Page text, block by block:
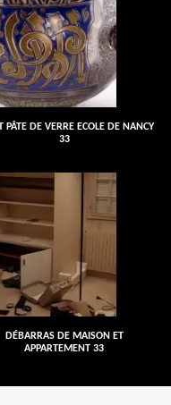
PÂTE DE VERRE ECOLE DE NANCY
33
DÉBARRAS DE MAISON ET
APPARTEMENT 33